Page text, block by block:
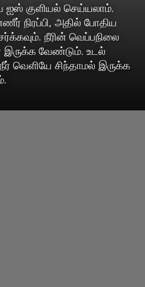
ஐஸ் குளியல் செய்யலாம்.
நிரப்பி, அதில் போதிய
நீரின் வெப்பநிலை
இருக்க வேண்டும். உடல்
வெளியே சிந்தாமல் இருக்க